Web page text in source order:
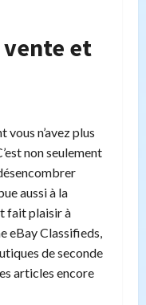
et
n’avez plus
non seulement
aussi à la
fait plaisir à
eBay Classifieds,
de seconde
articles encore